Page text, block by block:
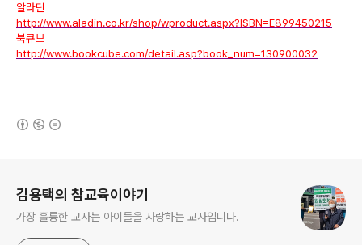
알라딘
http://www.aladin.co.kr/shop/wproduct.aspx?ISBN=E899450215
북큐브
http://www.bookcube.com/detail.asp?book_num=130900032
김용택의 참교육이야기
가장 훌륭한 교사는 아이들을 사랑하는 교사입니다.